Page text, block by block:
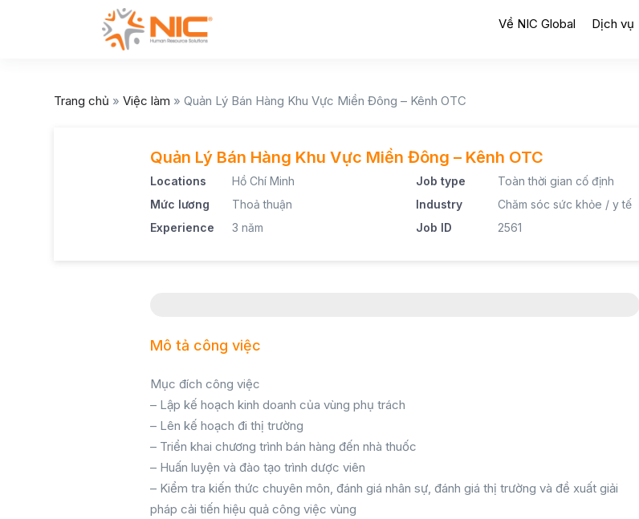
Về NIC Global Dịch vụ
Trang chủ » Việc làm » Quản Lý Bán Hàng Khu Vực Miền Đông – Kênh OTC
Quản Lý Bán Hàng Khu Vực Miền Đông – Kênh OTC
Locations
Hồ Chí Minh
Mức lương
Thoả thuận
Experience
3 năm
Job type
Toàn thời gian cố định
Industry
Chăm sóc sức khỏe / y tế
Job ID
2561
Mô tả công việc
Mục đích công việc
– Lập kế hoạch kinh doanh của vùng phụ trách
– Lên kế hoạch đi thị trường
– Triển khai chương trình bán hàng đến nhà thuốc
– Huấn luyện và đào tạo trình dược viên
– Kiểm tra kiến thức chuyên môn, đánh giá nhân sự, đánh giá thị trường và đề xuất giải
pháp cải tiến hiệu quả công việc vùng